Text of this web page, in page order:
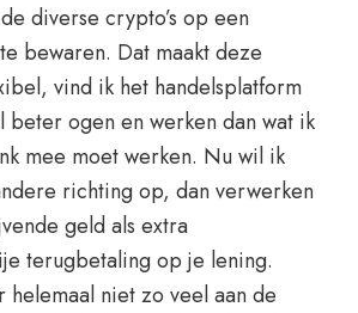
diverse crypto’s op een
bewaren. Dat maakt deze
vind ik het handelsplatform
beter ogen en werken dan wat ik
mee moet werken. Nu wil ik
richting op, dan verwerken
geld als extra
terugbetaling op je lening.
helemaal niet zo veel aan de